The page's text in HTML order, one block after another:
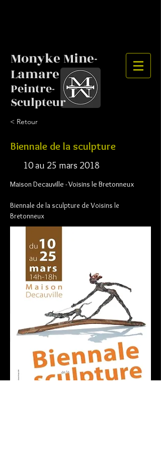
Monyke Mine-
Lamare
Peintre-
Sculpteur
< Retour
Biennale de la sculpture
10 au 25 mars 2018
Maison Decauville - Voisins le Bretonneux
Biennale de la sculpture de Voisins le
Bretonneux